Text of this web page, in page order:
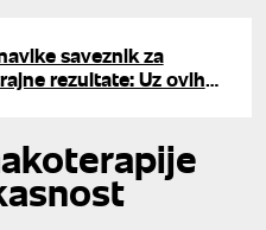
saveznik za
rezultate: Uz ovih